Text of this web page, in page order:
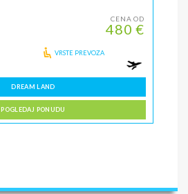
CENA OD
480 €
VRSTE PREVOZA
DREAM LAND
POGLEDAJ PONUDU